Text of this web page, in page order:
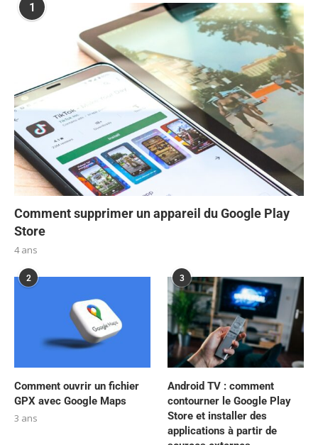
1
Comment supprimer un appareil du Google Play
Store
4 ans
2
Comment ouvrir un fichier
GPX avec Google Maps
3 ans
3
Android TV : comment
contourner le Google Play
Store et installer des
applications à partir de